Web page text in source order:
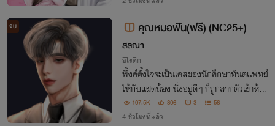
จบ คุณหมอฟัน(ฟรี) (NC25+)
สลิณา
อีโรติก
พิ้งค์ตั้งใจจะเป็นเคสของนักศึกษาทันตแพทย์
ให้กับแฝดน้อง นั่งอยู่ดีๆ ก็ถูกลากตัวเข้าห้อง
ไปเฉยเลย ธีมาร์ตามจีบสาวที่เพื่อนบอกว่าย
ากไม่ได้เห็นแม้กระทั่งขาอ่อน เขาจึงรับคำท้าเ
107.5K 806 3 56
4 ชั่วโมงที่แล้ว